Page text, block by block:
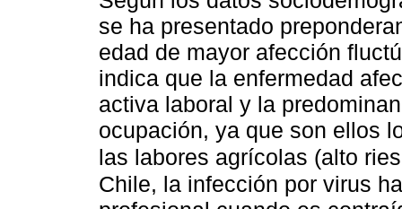
se ha presentado
edad de mayor afección
indica que la enfermedad
activa laboral y la
ocupación, ya que son ellos
las labores agrícolas (alto
Chile, la infección por virus